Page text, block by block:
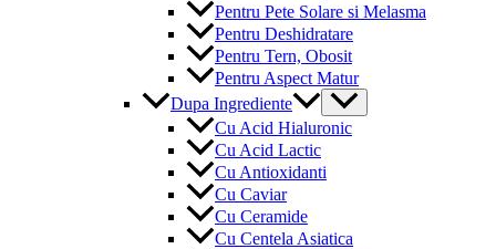
Pentru Pete Solare si Melasma
Pentru Deshidratare
Pentru Tern, Obosit
Pentru Aspect Matur
Dupa Ingrediente
Menu
Toggle
Cu Acid Hialuronic
Cu Acid Lactic
Cu Antioxidanti
Cu Caviar
Cu Ceramide
Cu Centela Asiatica